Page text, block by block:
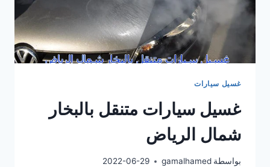
غسيل سيارات
غسيل سيارات متنقل بالبخار
شمال الرياض
بواسطة gamalhamed
2022-06-29